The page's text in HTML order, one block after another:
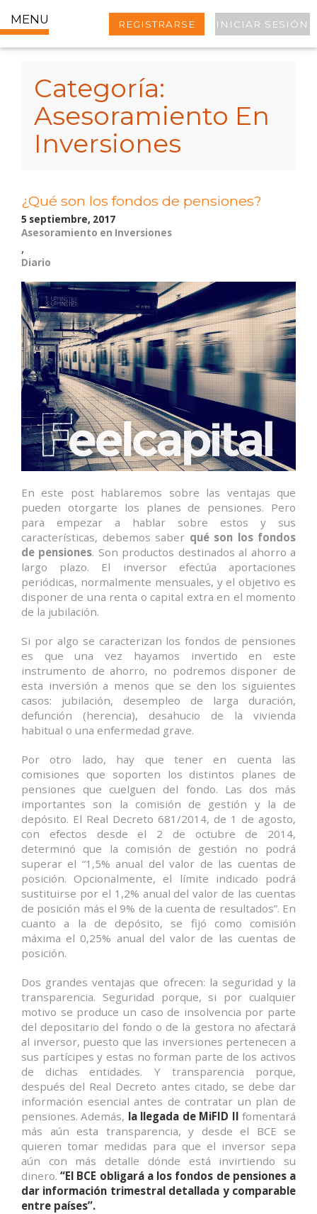
MENU REGISTRARSE INICIAR SESIÓN
Categoría:
Asesoramiento En
Inversiones
¿Qué son los fondos de pensiones?
5 septiembre, 2017
Asesoramiento en Inversiones
,
Diario
En este post hablaremos sobre las ventajas que
pueden otorgarte los planes de pensiones. Pero
para empezar a hablar sobre estos y sus
características, debemos saber qué son los fondos
de pensiones. Son productos destinados al ahorro a
largo plazo. El inversor efectúa aportaciones
periódicas, normalmente mensuales, y el objetivo es
disponer de una renta o capital extra en el momento
de la jubilación.
Si por algo se caracterizan los fondos de pensiones
es que una vez hayamos invertido en este
instrumento de ahorro, no podremos disponer de
esta inversión a menos que se den los siguientes
casos: jubilación, desempleo de larga duración,
defunción (herencia), desahucio de la vivienda
habitual o una enfermedad grave.
Por otro lado, hay que tener en cuenta las
comisiones que soporten los distintos planes de
pensiones que cuelguen del fondo. Las dos más
importantes son la comisión de gestión y la de
depósito. El Real Decreto 681/2014, de 1 de agosto,
con efectos desde el 2 de octubre de 2014,
determinó que la comisión de gestión no podrá
superar el “1,5% anual del valor de las cuentas de
posición. Opcionalmente, el límite indicado podrá
sustituirse por el 1,2% anual del valor de las cuentas
de posición más el 9% de la cuenta de resultados”. En
cuanto a la de depósito, se fijó como comisión
máxima el 0,25% anual del valor de las cuentas de
posición.
Dos grandes ventajas que ofrecen: la seguridad y la
transparencia. Seguridad porque, si por cualquier
motivo se produce un caso de insolvencia por parte
del depositario del fondo o de la gestora no afectará
al inversor, puesto que las inversiones pertenecen a
sus partícipes y estas no forman parte de los activos
de dichas entidades. Y transparencia porque,
después del Real Decreto antes citado, se debe dar
información esencial antes de contratar un plan de
pensiones. Además, la llegada de MiFID II fomentará
más aún esta transparencia, y desde el BCE se
quieren tomar medidas para que el inversor sepa
aún con más detalle dónde está invirtiendo su
dinero.“El BCE obligará a los fondos de pensiones a
dar información trimestral detallada y comparable
entre países”.